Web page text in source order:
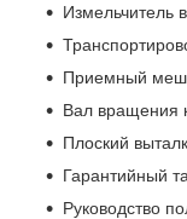
Измельчитель
Приемный
Вал вращения
Плоский
Гарантийный
Руководство